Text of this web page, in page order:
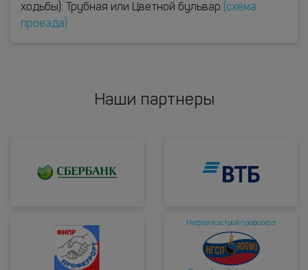
ходьбы): Трубная или Цветной бульвар
(схема
проезда)
Наши партнеры
Нефтегазстройпрофсоюз